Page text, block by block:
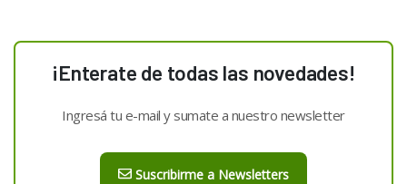
¡Enterate de todas las novedades!
Ingresá tu e-mail y sumate a nuestro newsletter
Suscribirme a Newsletters